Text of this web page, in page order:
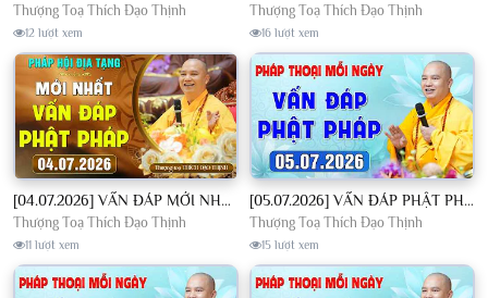
Thượng Toạ Thích Đạo Thịnh
12 lượt xem
Thượng Toạ Thích Đạo Thịnh
16 lượt xem
[04.07.2026] VẤN ĐÁP MỚI NHẤT - Pháp Hội Địa Tạng Chùa Khai Nguyên | TT. Thích Đạo Thịnh
Thượng Toạ Thích Đạo Thịnh
11 lượt xem
[05.07.2026] VẤN ĐÁP PHẬT PHÁP - Nghe Thầy giảng Pháp mỗi ngày CÔNG ĐỨC VÔ LƯỢNG│TT. Thích Đạo Thịnh
Thượng Toạ Thích Đạo Thịnh
15 lượt xem